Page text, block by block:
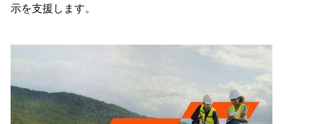
示を支援します。